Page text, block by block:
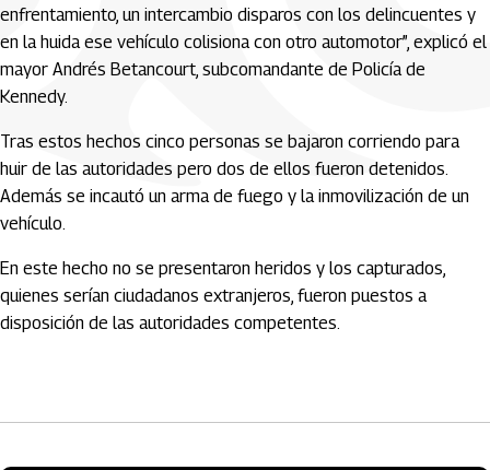
enfrentamiento, un intercambio disparos con los delincuentes y
en la huida ese vehículo colisiona con otro automotor”, explicó el
mayor Andrés Betancourt, subcomandante de Policía de
Kennedy.
Tras estos hechos cinco personas se bajaron corriendo para
huir de las autoridades pero dos de ellos fueron detenidos.
Además se incautó un arma de fuego y la inmovilización de un
vehículo.
En este hecho no se presentaron heridos y los capturados,
quienes serían ciudadanos extranjeros, fueron puestos a
disposición de las autoridades competentes.